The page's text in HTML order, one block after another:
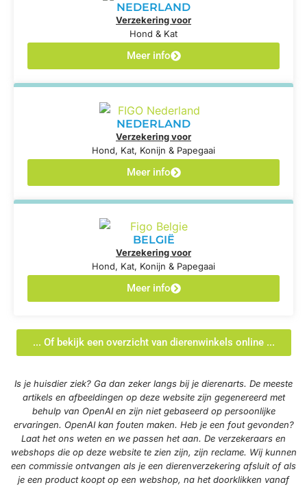
NEDERLAND
Verzekering voor
Hond & Kat
Meer info
NEDERLAND
Verzekering voor
Hond, Kat, Konijn & Papegaai
Meer info
BELGIË
Verzekering voor
Hond, Kat, Konijn & Papegaai
Meer info
... Of bekijk een overzicht van dierenwinkels online ...
Is je huisdier ziek? Ga dan zeker langs bij je dierenarts. De meeste
artikels en afbeeldingen op deze website zijn gegenereerd met
behulp van OpenAI en zijn niet gebaseerd op persoonlijke
ervaringen. OpenAI kan fouten maken. Heb je een fout gevonden?
Laat het ons weten en we passen het aan. De verzekeraars en
webshops die op deze website te zien zijn, zijn reclame. Wij kunnen
een commissie ontvangen als je een dierenverzekering afsluit of als
je een product koopt op een webshop, na het doorklikken vanaf